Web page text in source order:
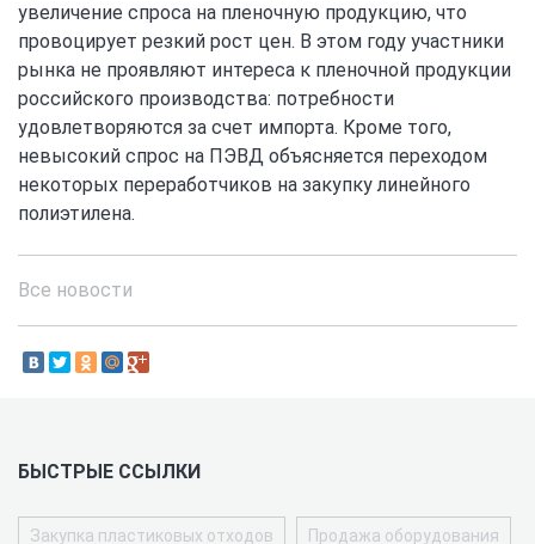
увеличение спроса на пленочную продукцию, что
провоцирует резкий рост цен. В этом году участники
рынка не проявляют интереса к пленочной продукции
российского производства: потребности
удовлетворяются за счет импорта. Кроме того,
невысокий спрос на ПЭВД объясняется переходом
некоторых переработчиков на закупку линейного
полиэтилена.
Все новости
БЫСТРЫЕ ССЫЛКИ
Закупка пластиковых отходов Продажа оборудования